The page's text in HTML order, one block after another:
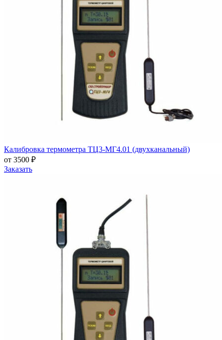
Калибровка термометра ТЦ3-МГ4.01 (двухканальный)
от 3500 ₽
Заказать